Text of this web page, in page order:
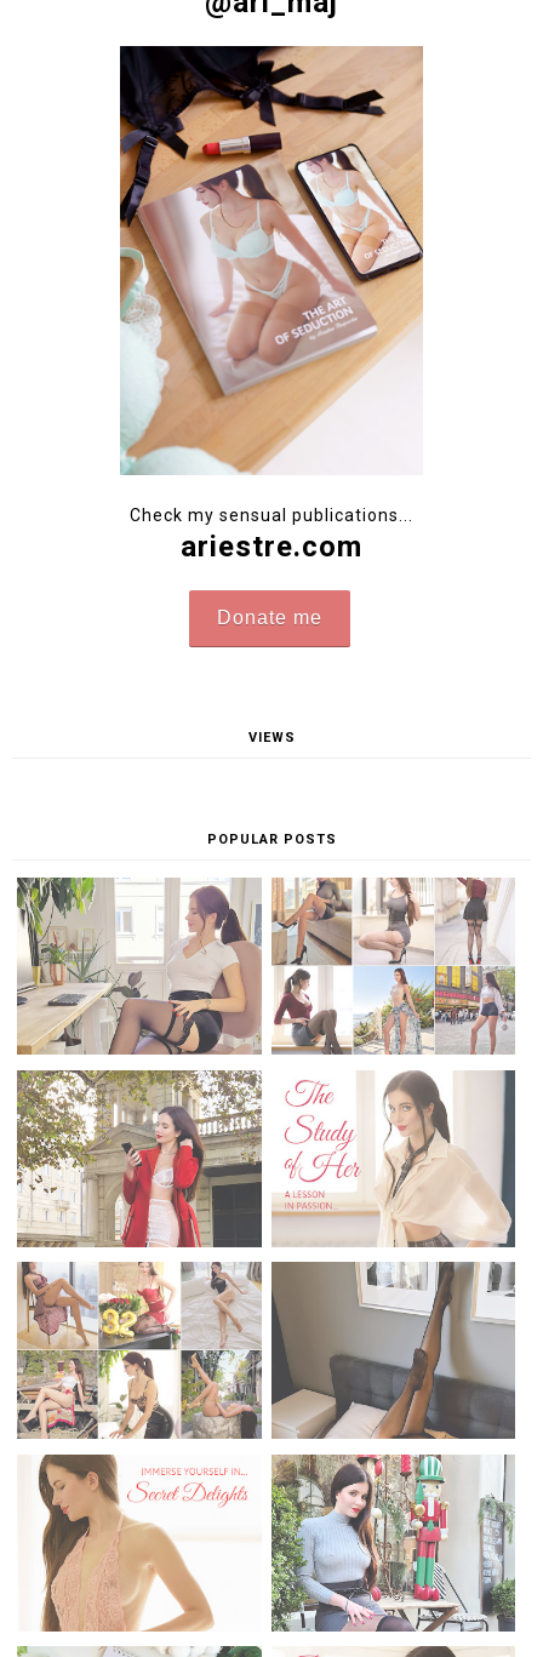
Check my sensual publications...
ariestre.com
Donate me
VIEWS
POPULAR POSTS